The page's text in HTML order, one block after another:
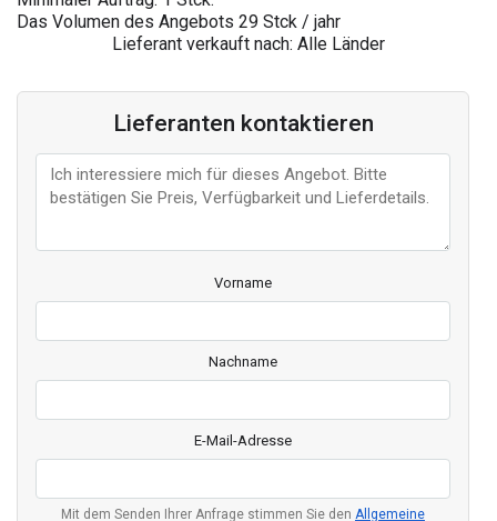
Das Volumen des Angebots 29 Stck / jahr
Lieferant verkauft nach: Alle Länder
Lieferanten kontaktieren
Vorname
Nachname
E-Mail-Adresse
Mit dem Senden Ihrer Anfrage stimmen Sie den Allgemeine